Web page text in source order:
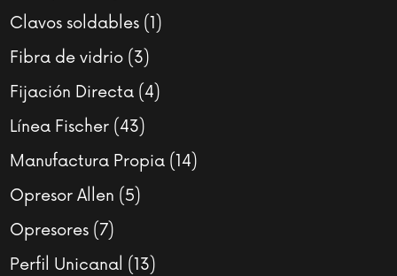
Clavos soldables 1 1
Fibra de vidrio 33
productos
Fijación Directa 44
Línea Fischer 4343
productos
Manufactura Propia 1414
Opresor Allen 55
Opresores 77
productos
Perfil Unicanal 1313